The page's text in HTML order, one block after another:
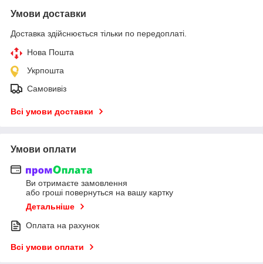
Умови доставки
Доставка здійснюється тільки по передоплаті.
Нова Пошта
Укрпошта
Самовивіз
Всі умови доставки
Умови оплати
Ви отримаєте замовлення
або гроші повернуться на вашу картку
Детальніше
Оплата на рахунок
Всі умови оплати